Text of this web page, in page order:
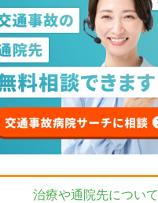
治療や通院先について